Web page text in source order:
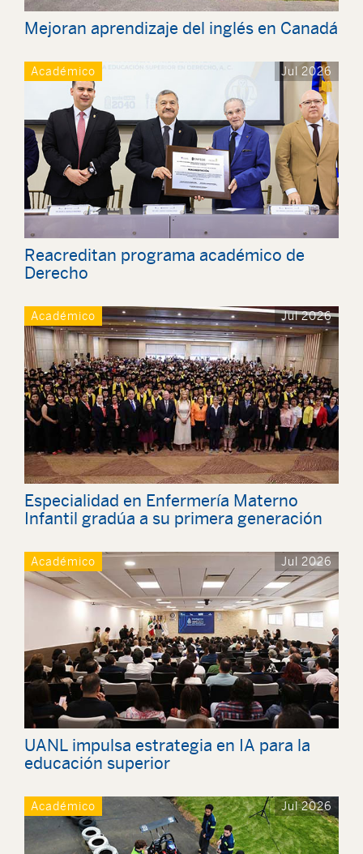
Mejoran aprendizaje del inglés en Canadá
Académico Jul 2026
Reacreditan programa académico de
Derecho
Académico Jul 2026
Especialidad en Enfermería Materno
Infantil gradúa a su primera generación
Académico Jul 2026
UANL impulsa estrategia en IA para la
educación superior
Académico Jul 2026